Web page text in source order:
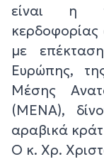
είναι η
με
Ευρώπης,
Μέσης
(MENA),
αραβικά
Ο κ. Χρ.